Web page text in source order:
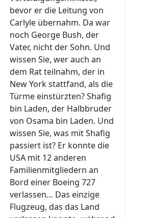
bevor er die Leitung von
Carlyle übernahm. Da war
noch George Bush, der
Vater, nicht der Sohn. Und
wissen Sie, wer auch an
dem Rat teilnahm, der in
New York stattfand, als die
Türme einstürzten? Shafig
bin Laden, der Halbbruder
von Osama bin Laden. Und
wissen Sie, was mit Shafig
passiert ist? Er konnte die
USA mit 12 anderen
Familienmitgliedern an
Bord einer Boeing 727
verlassen… Das einzige
Flugzeug, das das Land